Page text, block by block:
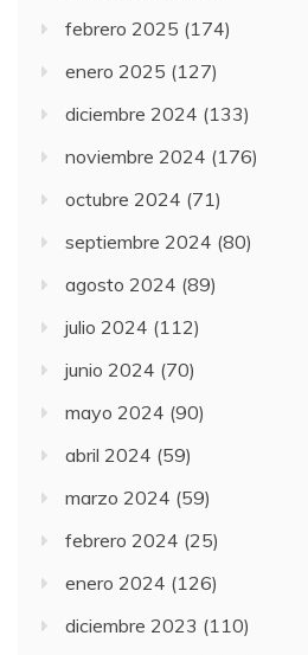
febrero 2025 (174)
enero 2025 (127)
diciembre 2024 (133)
noviembre 2024 (176)
octubre 2024 (71)
septiembre 2024 (80)
agosto 2024 (89)
julio 2024 (112)
junio 2024 (70)
mayo 2024 (90)
abril 2024 (59)
marzo 2024 (59)
febrero 2024 (25)
enero 2024 (126)
diciembre 2023 (110)